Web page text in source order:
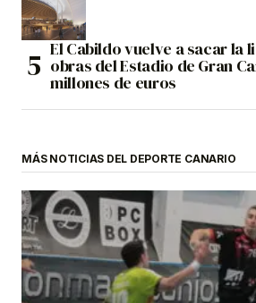
El Cabildo vuelve a sacar la
obras del Estadio de Gran
millones de euros
MÁS NOTICIAS DEL DEPORTE CANARIO